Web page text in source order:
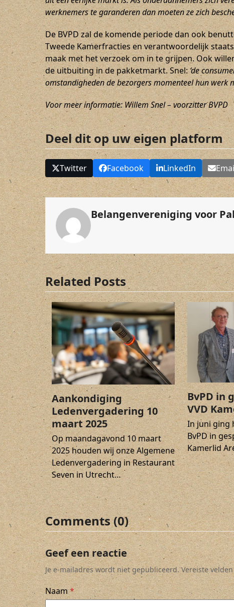
werknemers te garanderen dan moeten ze zich
De BVPD zal de komende periode dan ook
Tweede Kamerfracties en verantwoordelijk
maak met het verzoek om in te grijpen. Ook
de uitbuiting in de pakketmarkt. Snel:‘de
omstandigheden de bezorgers momenteel hun werk
Voor meer informatie: Willem Snel – voorzitter BVPD
Deel dit op uw eigen platform
Twitter Facebook LinkedIn
Belangenvereniging voor
Related Posts
Aankondiging
Ledenvergadering 10
maart 2025
Op maandagavond 10 maart
2025 houden wij onze Algemene
Ledenvergadering in Restaurant
Seven in Utrecht…
BvPD in
VVD
In juni ging
BvPD in
Kamerlid
Comments (0)
Geef een reactie
Je e-mailadres wordt niet gepubliceerd. Vereiste
Naam*